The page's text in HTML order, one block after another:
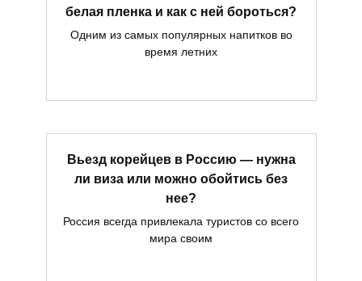
белая пленка и как с ней бороться?
Одним из самых популярных напитков во
время летних
Вьезд корейцев в Россию — нужна
ли виза или можно обойтись без
нее?
Россия всегда привлекала туристов со всего
мира своим